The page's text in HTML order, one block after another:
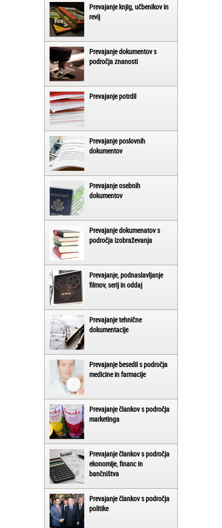
Prevajanje knjig, učbenikov in
revij
Prevajanje dokumentov s
področja znanosti
Prevajanje potrdil
Prevajanje poslovnih
dokumentov
Prevajanje osebnih
dokumentov
Prevajanje dokumenatov s
področja izobraževanja
Prevajanje, podnaslavljanje
filmov, serij in oddaj
Prevajanje tehnične
dokumentacije
Prevajanje besedil s področja
medicine in farmacije
Prevajanje člankov s področja
marketinga
Prevajanje člankov s področja
ekonomije, financ in
bančništva
Prevajanje člankov s področja
politike